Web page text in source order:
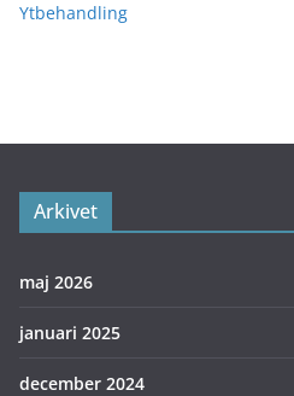
Ytbehandling
Arkivet
maj 2026
januari 2025
december 2024